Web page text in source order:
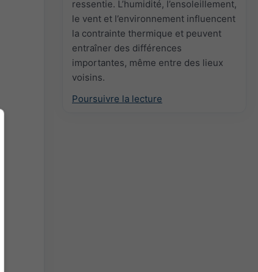
ressentie. L’humidité, l’ensoleillement,
le vent et l’environnement influencent
la contrainte thermique et peuvent
entraîner des différences
importantes, même entre des lieux
voisins.
Poursuivre la lecture